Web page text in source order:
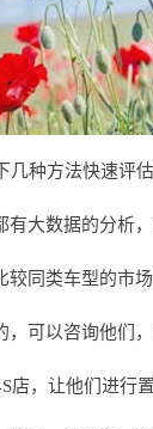
种方法快速评估
大数据的分析
同类车型的市
可以咨询他们
，让他们进行